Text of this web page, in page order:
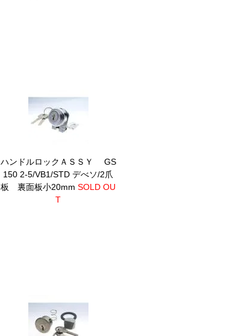
ハンドルロックＡＳＳＹ GS
150 2-5/VB1/STD デべソ/2爪
板 裏面板小20mm SOLD OU
T